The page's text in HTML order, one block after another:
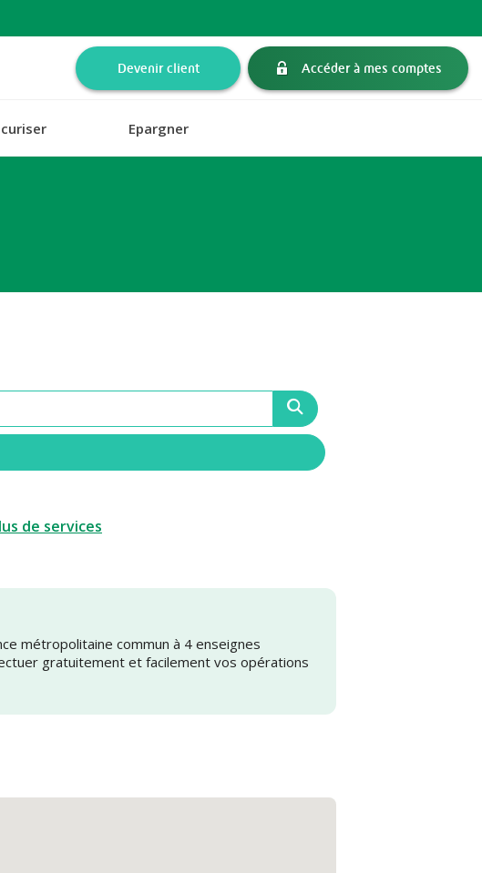
Devenir client Accéder à mes comptes
Epargner
de services
métropolitaine commun à 4 enseignes
gratuitement et facilement vos opérations